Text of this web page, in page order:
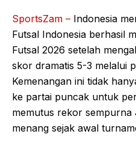
SportsZam – Indonesia
Futsal Indonesia berhasil
Futsal 2026 setelah
skor dramatis 5-3 melalui
Kemenangan ini tidak
ke partai puncak untuk
memutus rekor sempurna
menang sejak awal